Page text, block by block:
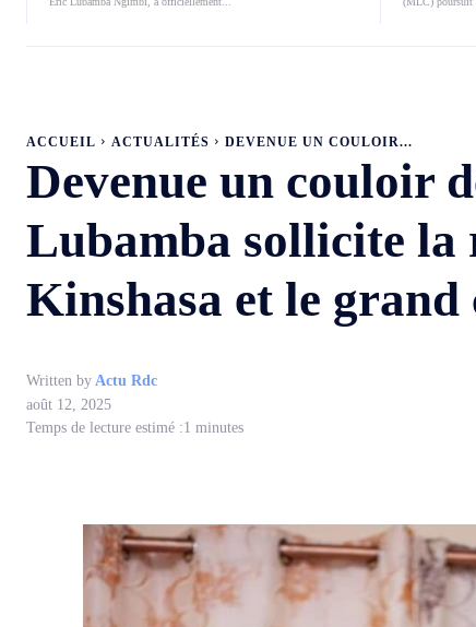
ACCUEIL ACTUALITÉS DEVENUE UN COULOIR...
Devenue un couloir
Lubamba sollicite
Kinshasa et le
Written by Actu Rdc
août 12, 2025
Temps de lecture estimé :1 minutes